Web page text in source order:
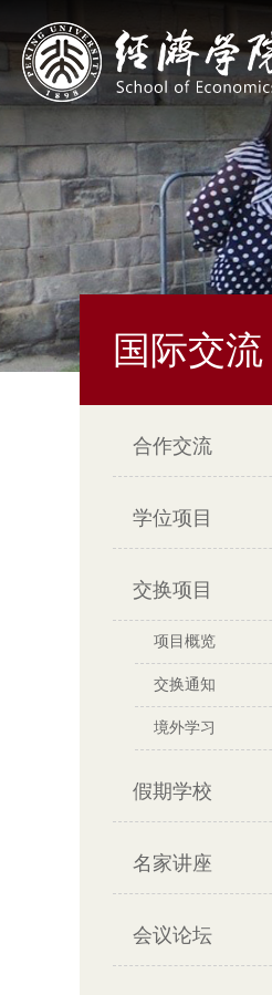
国际交流
合作交流
学位项目
交换项目
项目概览
交换通知
境外学习
假期学校
名家讲座
会议论坛